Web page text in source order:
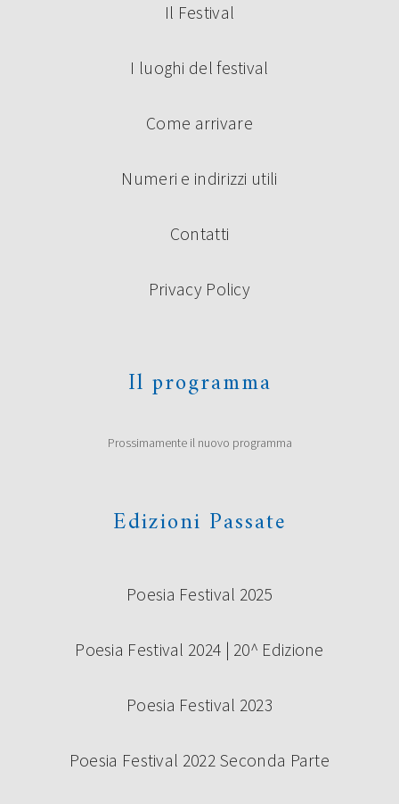
Il Festival
I luoghi del festival
Come arrivare
Numeri e indirizzi utili
Contatti
Privacy Policy
Il programma
Prossimamente il nuovo programma
Edizioni Passate
Poesia Festival 2025
Poesia Festival 2024 | 20^ Edizione
Poesia Festival 2023
Poesia Festival 2022 Seconda Parte